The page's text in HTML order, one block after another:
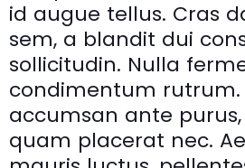
id augue tellus. Cras
sem, a blandit dui
sollicitudin. Nulla
condimentum rutrum.
accumsan ante
quam placerat nec.